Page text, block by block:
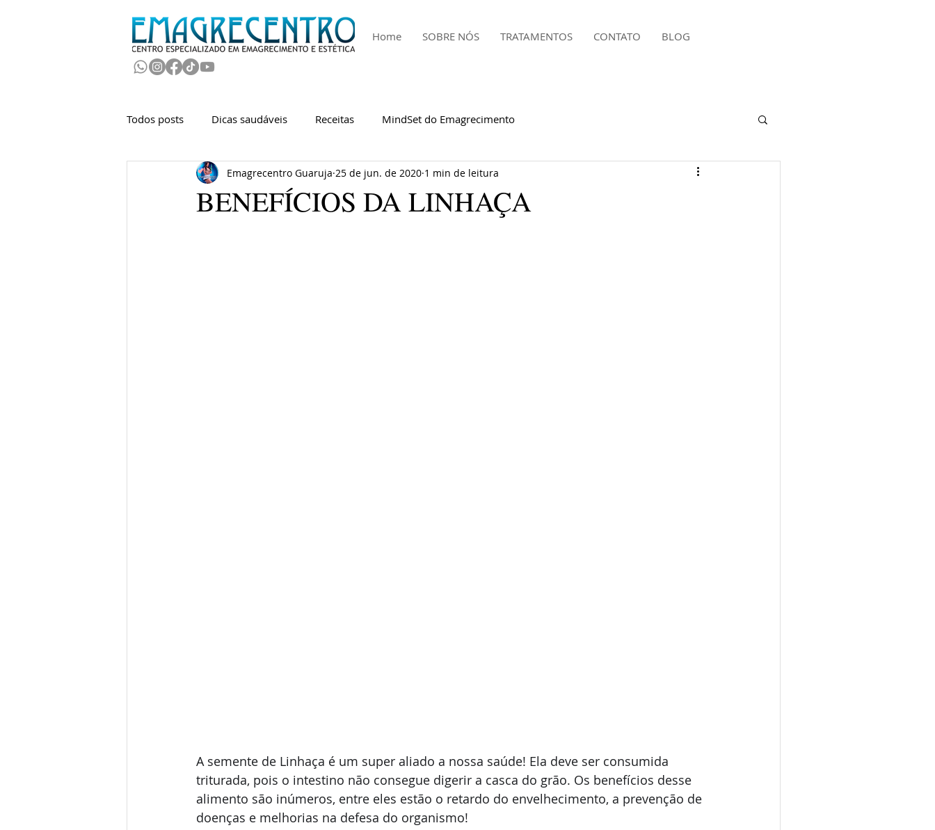
Home SOBRE NÓS TRATAMENTOS CONTATO BLOG
Todos posts Dicas saudáveis Receitas MindSet do Emagrecimento
BENEFÍCIOS DA LINHAÇA
Emagrecentro Guaruja 25 de jun. de 2020 1 min de leitura
A semente de Linhaça é um super aliado a nossa saúde! Ela deve ser consumida
triturada, pois o intestino não consegue digerir a casca do grão. Os benefícios desse
alimento são inúmeros, entre eles estão o retardo do envelhecimento, a prevenção de
doenças e melhorias na defesa do organismo!